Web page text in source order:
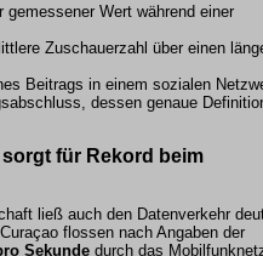
gemessener Wert während einer
Zuschauerzahl über einen
Beitrags in einem sozialen
dessen genaue
für Rekord beim
ließ auch den Datenverkehr
flossen nach Angaben der
Sekunde durch das